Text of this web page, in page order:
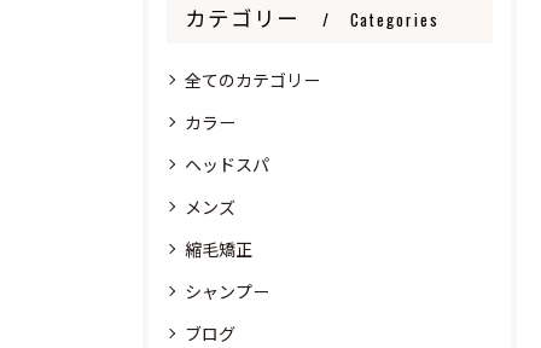
カテゴリー Categories
全てのカテゴリー
カラー
ヘッドスパ
メンズ
縮毛矯正
シャンプー
ブログ